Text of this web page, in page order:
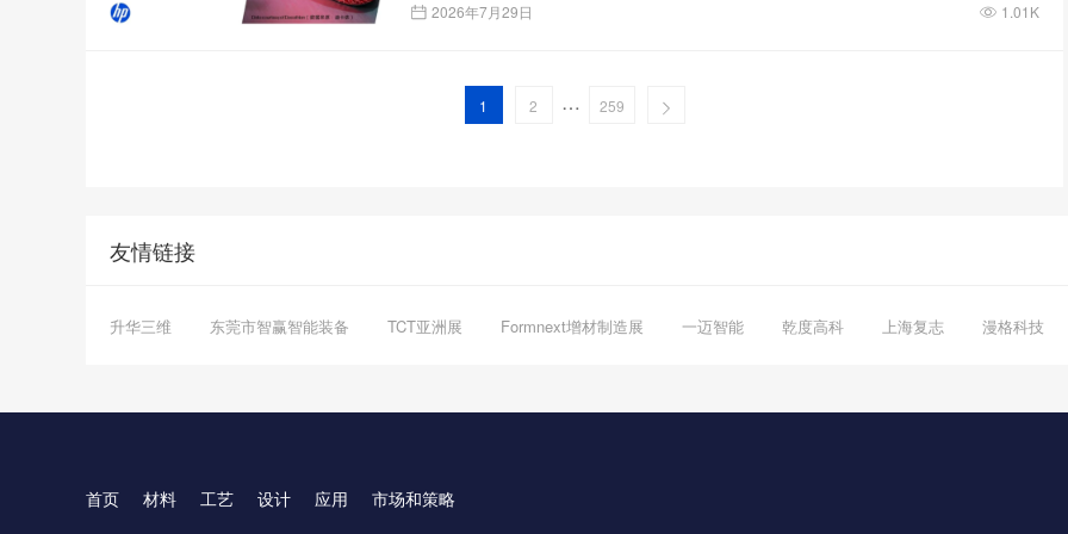
2026年7月29日 1.01K
1 2 … 259
友情链接
升华三维 东莞市智赢智能装备 TCT亚洲展 Formnext增材制造展 一迈智能 乾度高科 上海复志 漫格科技
首页 材料 工艺 设计 应用
市场和策略